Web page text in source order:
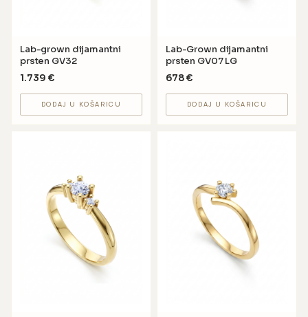
Lab-grown dijamantni
prsten GV32
1.739 €
DODAJ U KOŠARICU
Lab-Grown dijamantni
prsten GV07 LG
678€
DODAJ U KOŠARICU